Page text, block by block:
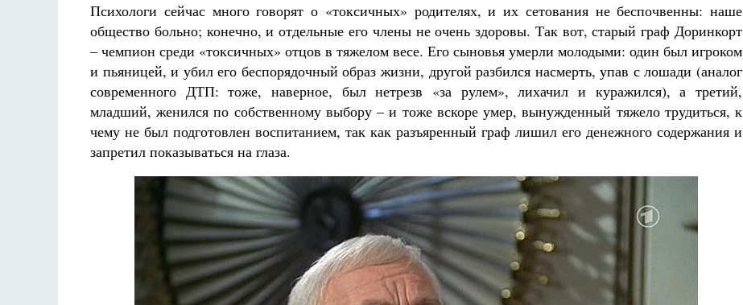
Психологи сейчас много говорят о «токсичных» родителях, и их сетования не беспочвенны: наше
общество больно; конечно, и отдельные его члены не очень здоровы. Так вот, старый граф Доринкорт
– чемпион среди «токсичных» отцов в тяжелом весе. Его сыновья умерли молодыми: один был игроком
и пьяницей, и убил его беспорядочный образ жизни, другой разбился насмерть, упав с лошади (аналог
современного ДТП: тоже, наверное, был нетрезв «за рулем», лихачил и куражился), а третий,
младший, женился по собственному выбору – и тоже вскоре умер, вынужденный тяжело трудиться, к
чему не был подготовлен воспитанием, так как разъяренный граф лишил его денежного содержания и
запретил показываться на глаза.